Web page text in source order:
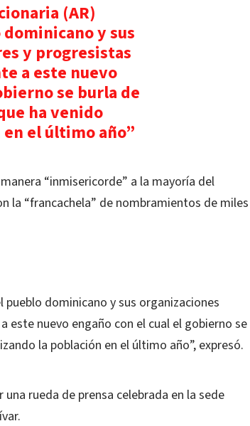
(AR)
y sus
y progresistas
a este nuevo
se burla de
ha venido
el último año”
“inmisericorde” a la mayoría del
la “francachela” de nombramientos de miles
dominicano y sus organizaciones
este nuevo engaño con el cual el gobierno se
la población en el último año”, expresó.
rueda de prensa celebrada en la sede